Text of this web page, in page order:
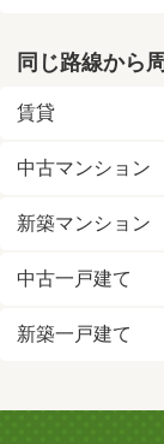
同じ路線から
賃貸
中古マンション
新築マンション
中古一戸建て
新築一戸建て